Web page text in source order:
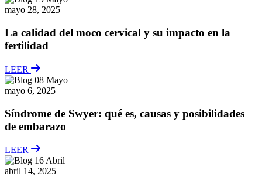
mayo 28, 2025
La calidad del moco cervical y su impacto en la
fertilidad
LEER
mayo 6, 2025
Síndrome de Swyer: qué es, causas y posibilidades
de embarazo
LEER
abril 14, 2025